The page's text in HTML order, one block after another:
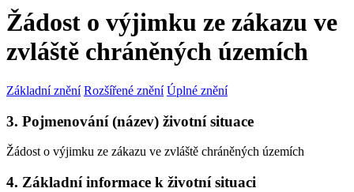
Žádost o výjimku ze zákazu ve
zvláště chráněných územích
Základní znění Rozšířené znění Úplné znění
3. Pojmenování (název) životní situace
Žádost o výjimku ze zákazu ve zvláště chráněných územích
4. Základní informace k životní situaci